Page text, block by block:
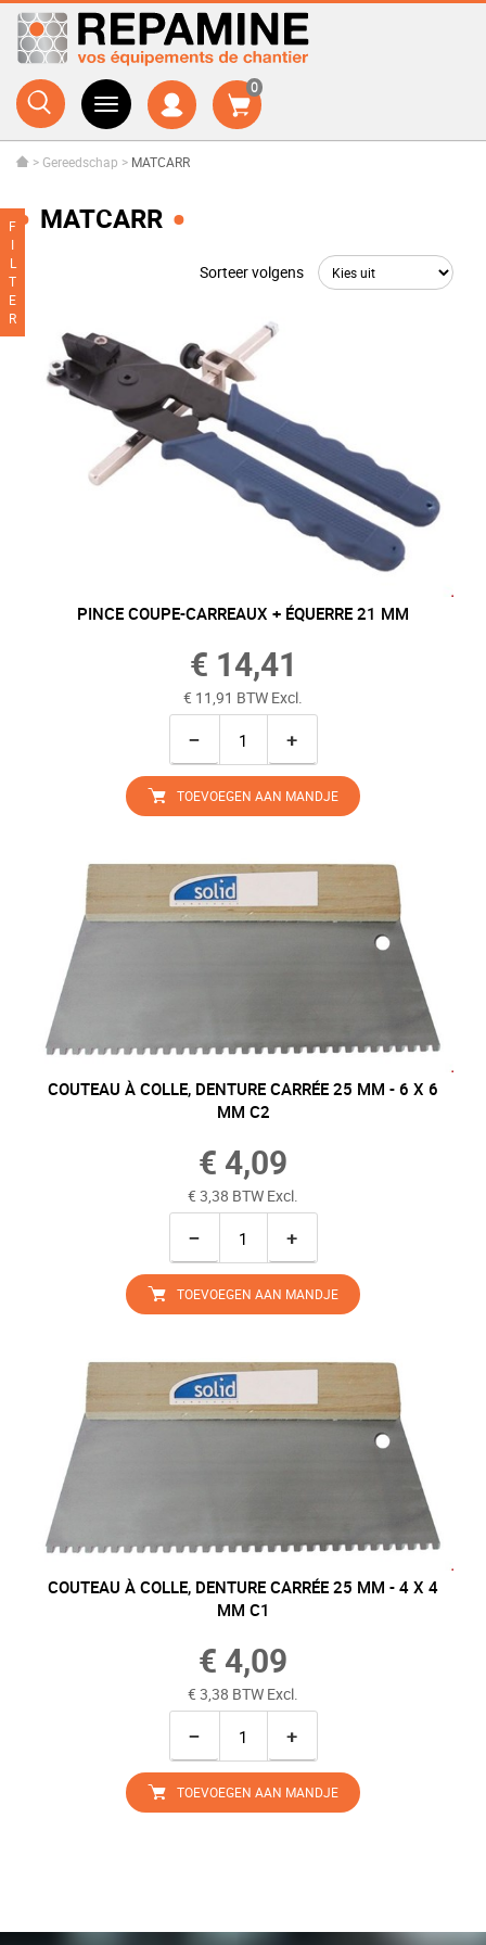
0
F
I
L
T
E
R
> Gereedschap > MATCARR
MATCARR
Sorteer volgens
PINCE COUPE-CARREAUX + ÉQUERRE 21 MM
€ 14,41
€ 11,91 BTW Excl.
− +
TOEVOEGEN AAN MANDJE
COUTEAU À COLLE, DENTURE CARRÉE 25 MM - 6 X 6
MM C2
€ 4,09
€ 3,38 BTW Excl.
− +
TOEVOEGEN AAN MANDJE
COUTEAU À COLLE, DENTURE CARRÉE 25 MM - 4 X 4
MM C1
€ 4,09
€ 3,38 BTW Excl.
− +
TOEVOEGEN AAN MANDJE